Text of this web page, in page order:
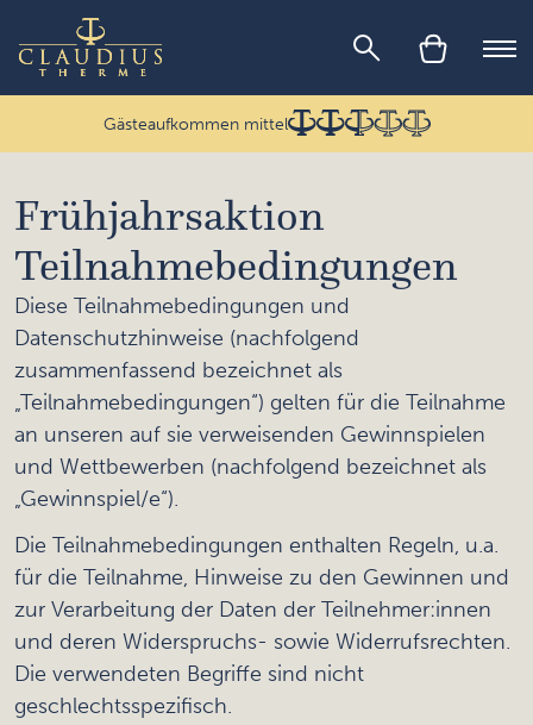
Zum Inhalt springen
Gästeaufkommen mittel
Frühjahrsaktion
Teilnahmebedingungen
Diese Teilnahmebedingungen und
Datenschutzhinweise (nachfolgend
zusammenfassend bezeichnet als
„Teilnahmebedingungen“) gelten für die Teilnahme
an unseren auf sie verweisenden Gewinnspielen
und Wettbewerben (nachfolgend bezeichnet als
„Gewinnspiel/e“).
Die Teilnahmebedingungen enthalten Regeln, u.a.
für die Teilnahme, Hinweise zu den Gewinnen und
zur Verarbeitung der Daten der Teilnehmer:innen
und deren Widerspruchs- sowie Widerrufsrechten.
Die verwendeten Begriffe sind nicht
geschlechtsspezifisch.